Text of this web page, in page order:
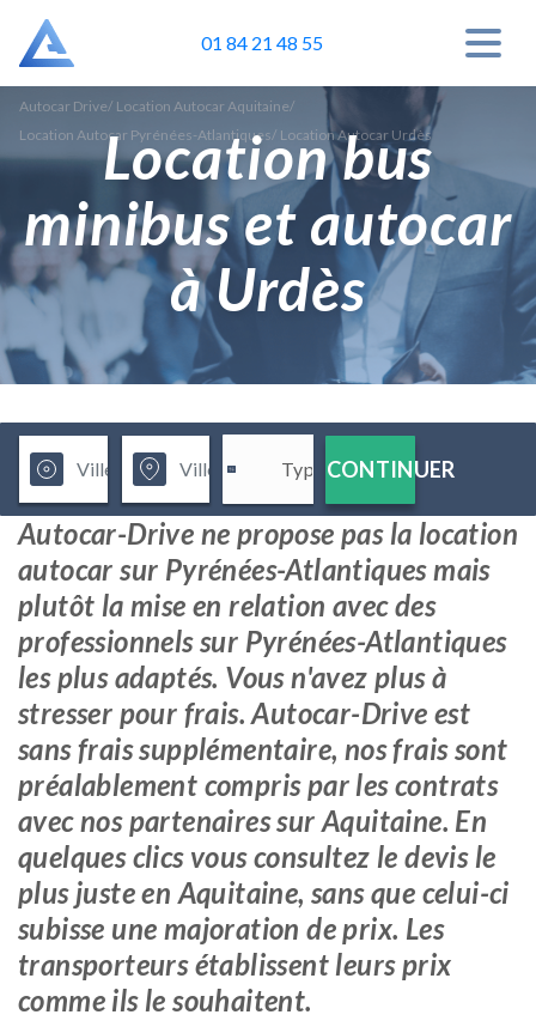
01 84 21 48 55
Autocar Drive/ Location Autocar Aquitaine/
Location Autocar Pyrénées-Atlantiques/ Location Autocar Urdès
Location bus
minibus et autocar
à Urdès
CONTINUER
Autocar-Drive ne propose pas la location
autocar sur Pyrénées-Atlantiques mais
plutôt la mise en relation avec des
professionnels sur Pyrénées-Atlantiques
les plus adaptés. Vous n'avez plus à
stresser pour frais. Autocar-Drive est
sans frais supplémentaire, nos frais sont
préalablement compris par les contrats
avec nos partenaires sur Aquitaine. En
quelques clics vous consultez le devis le
plus juste en Aquitaine, sans que celui-ci
subisse une majoration de prix. Les
transporteurs établissent leurs prix
comme ils le souhaitent.